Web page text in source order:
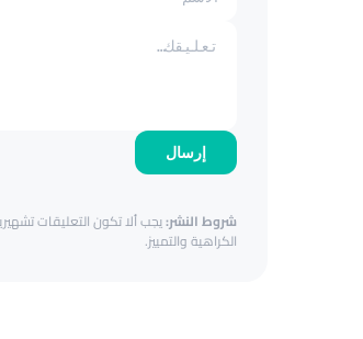
إرسال
شروط النشر:يجب ألا تكون التعليقات
الكراهية والتمييز.